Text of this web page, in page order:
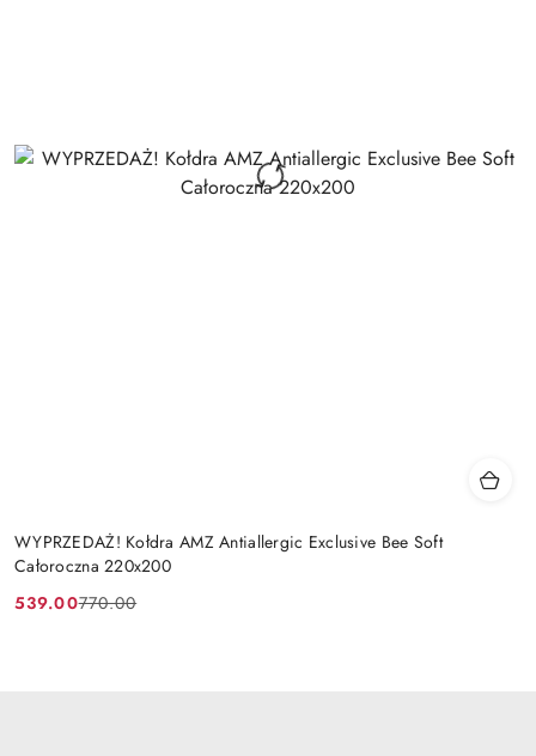
WYPRZEDAŻ! Kołdra AMZ Antiallergic Exclusive Bee Soft
Całoroczna 220x200
Cena
539.00
Cena
770.00